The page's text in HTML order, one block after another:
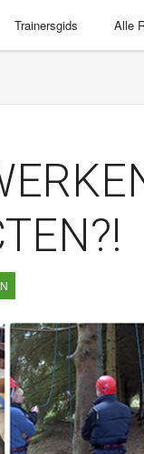
Trainersgids Alle